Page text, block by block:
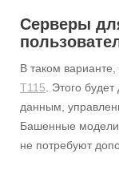
Серверы
В таком
T115. Этого
данным,
Башенные модели
не потребуют